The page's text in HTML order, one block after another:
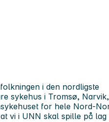
i den nordligste
sykehus i Tromsø, Narvik,
for hele Nord-
vi i UNN skal spille på lag